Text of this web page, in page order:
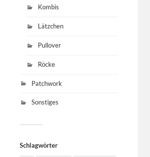
Kombis
Lätzchen
Pullover
Röcke
Patchwork
Sonstiges
Schlagwörter